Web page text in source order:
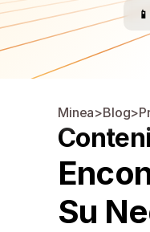
Minea>Blog>
Su